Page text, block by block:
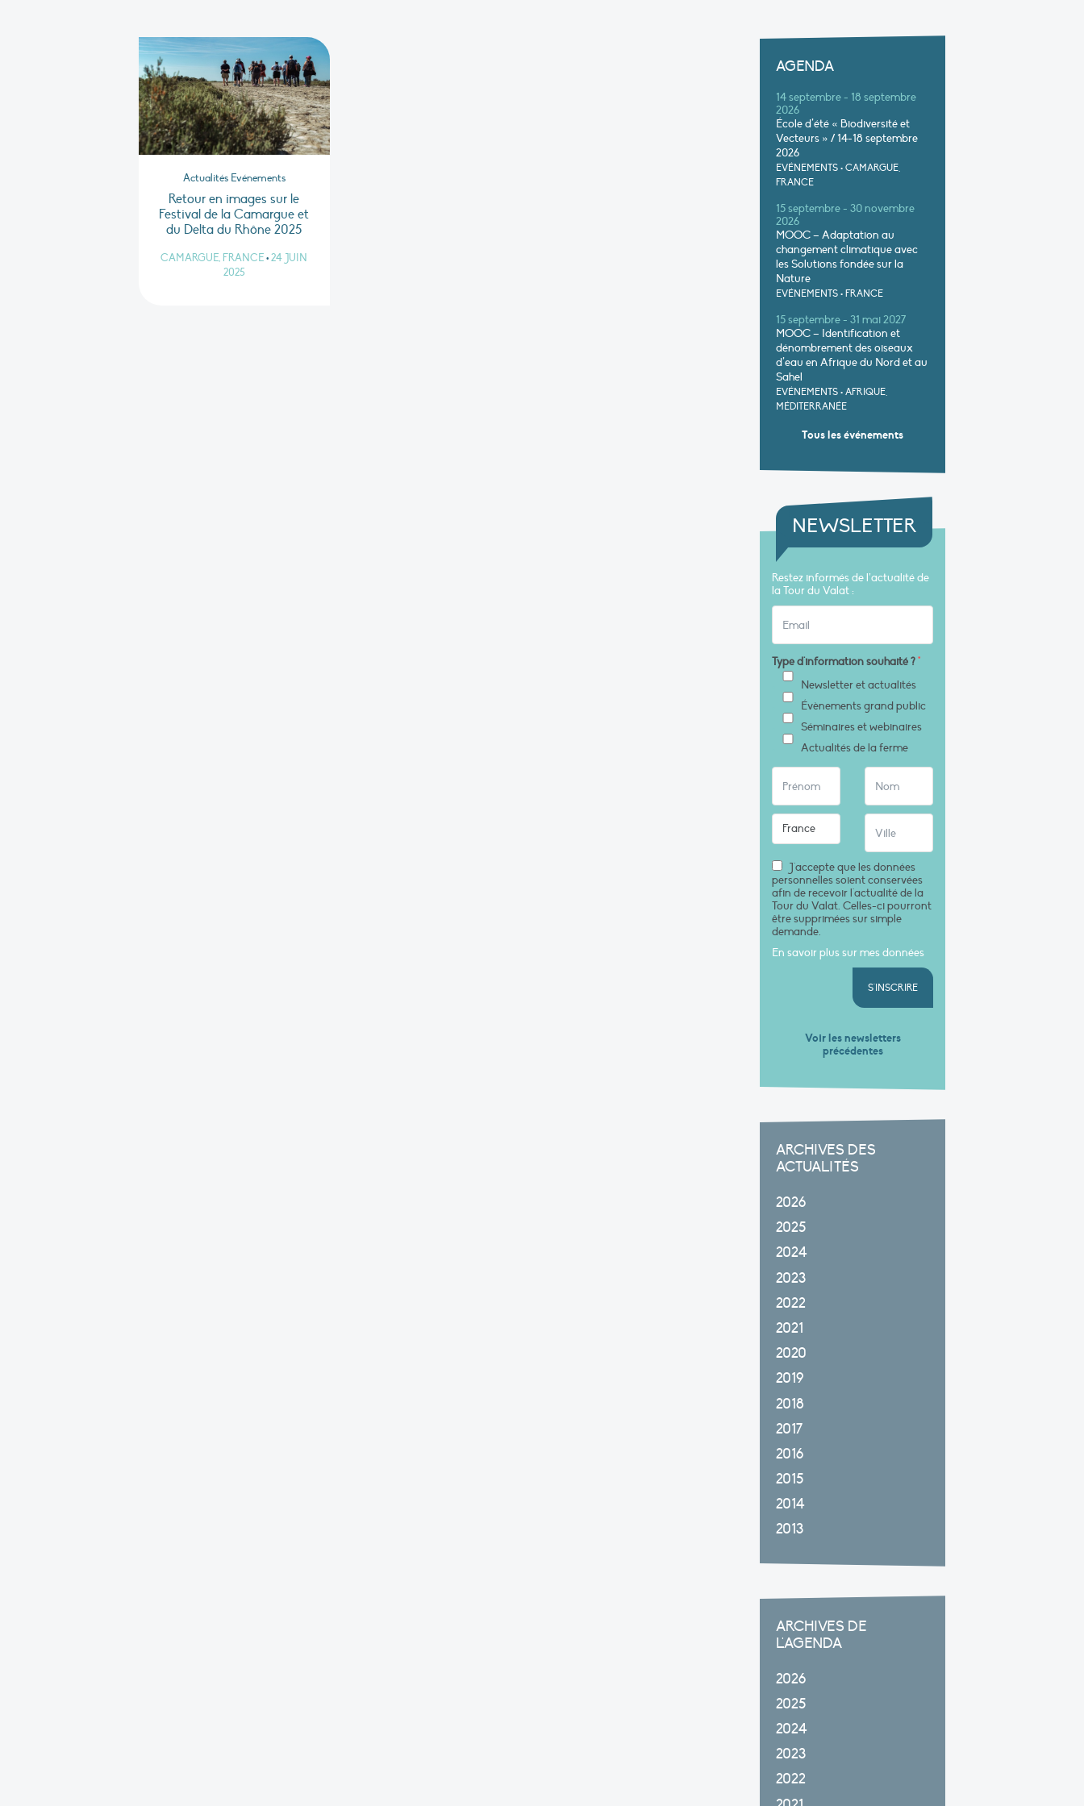
Actualités Evénements
Retour en images sur le
Festival de la Camargue et
du Delta du Rhône 2025
CAMARGUE, FRANCE • 24 JUIN
2025
AGENDA
14 septembre - 18 septembre
2026
École d’été « Biodiversité et
Vecteurs » / 14-18 septembre
2026
EVÉNEMENTS • CAMARGUE,
FRANCE
15 septembre - 30 novembre
2026
MOOC – Adaptation au
changement climatique avec
les Solutions fondée sur la
Nature
EVÉNEMENTS • FRANCE
15 septembre - 31 mai 2027
MOOC – Identification et
dénombrement des oiseaux
d’eau en Afrique du Nord et au
Sahel
EVÉNEMENTS • AFRIQUE,
MÉDITERRANÉE
Tous les événements
NEWSLETTER
Restez informés de l’actualité de
la Tour du Valat :
Type d'information souhaité ?*
Newsletter et actualités
Évènements grand public
Séminaires et webinaires
Actualités de la ferme
J'accepte que les données
personnelles soient conservées
afin de recevoir l'actualité de la
Tour du Valat. Celles-ci pourront
être supprimées sur simple
demande.
En savoir plus sur mes données
S'INSCRIRE
Voir les newsletters
précédentes
ARCHIVES DES
ACTUALITÉS
2026
2025
2024
2023
2022
2021
2020
2019
2018
2017
2016
2015
2014
2013
ARCHIVES DE
L'AGENDA
2026
2025
2024
2023
2022